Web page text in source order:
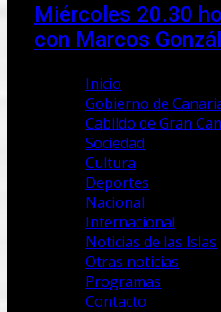
Miércoles 20.30
con Marcos
Inicio
Gobierno de
Cabildo de Gran
Sociedad
Cultura
Deportes
Nacional
Internacional
Noticias de las Islas
Otras noticias
Programas
Contacto